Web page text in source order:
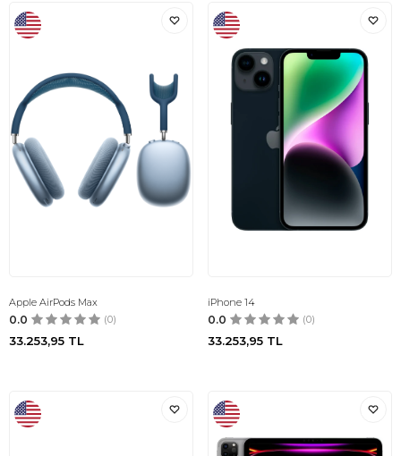
Apple AirPods Max
0.0 (0)
33.253,95 TL
iPhone 14
0.0 (0)
33.253,95 TL